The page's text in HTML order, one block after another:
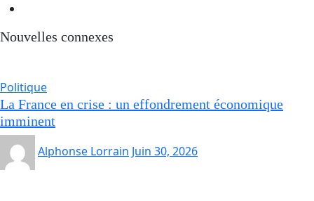
Nouvelles connexes
Politique
La France en crise : un effondrement économique
imminent
Alphonse Lorrain Juin 30, 2026